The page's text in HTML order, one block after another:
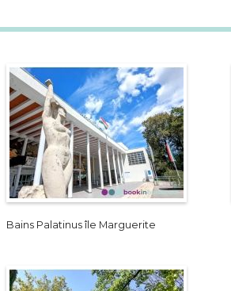
Bains Palatinus île Marguerite